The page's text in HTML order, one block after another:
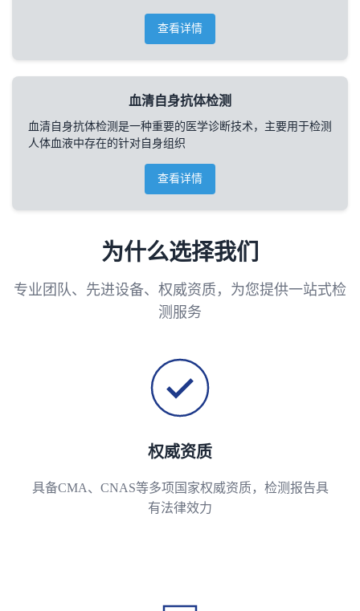
查看详情
血清自身抗体检测
血清自身抗体检测是一种重要的医学诊断技术，主要用于检测
人体血液中存在的针对自身组织
查看详情
为什么选择我们
专业团队、先进设备、权威资质，为您提供一站式检
测服务
权威资质
具备CMA、CNAS等多项国家权威资质，检测报告具
有法律效力